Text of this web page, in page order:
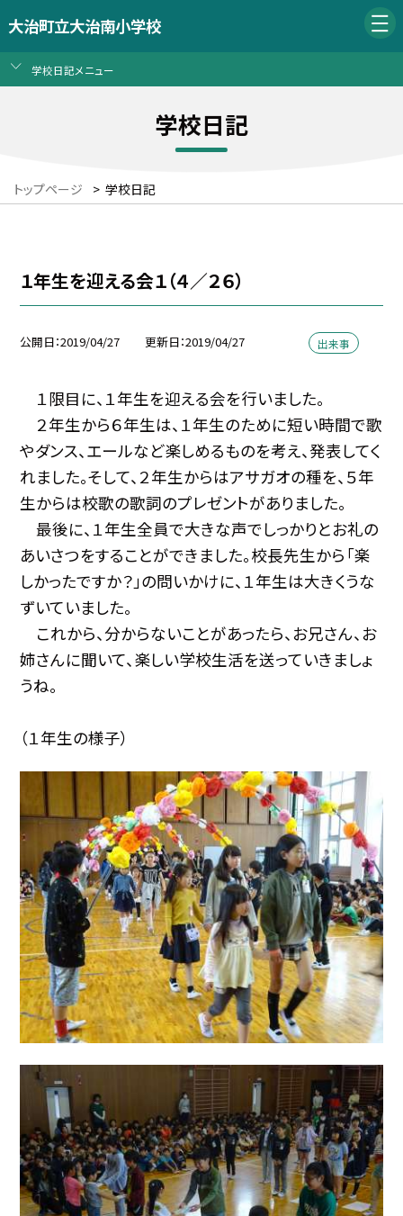
大治町立大治南小学校
学校日記メニュー
学校日記
トップページ > 学校日記
１年生を迎える会１（４／２６）
公開日 2019/04/27 更新日 2019/04/27 出来事
１限目に、１年生を迎える会を行いました。
２年生から６年生は、１年生のために短い時間で歌
やダンス、エールなど楽しめるものを考え、発表してく
れました。そして、２年生からはアサガオの種を、５年
生からは校歌の歌詞のプレゼントがありました。
最後に、１年生全員で大きな声でしっかりとお礼の
あいさつをすることができました。校長先生から「楽
しかったですか？」の問いかけに、１年生は大きくうな
ずいていました。
これから、分からないことがあったら、お兄さん、お
姉さんに聞いて、楽しい学校生活を送っていきましょ
うね。
（１年生の様子）